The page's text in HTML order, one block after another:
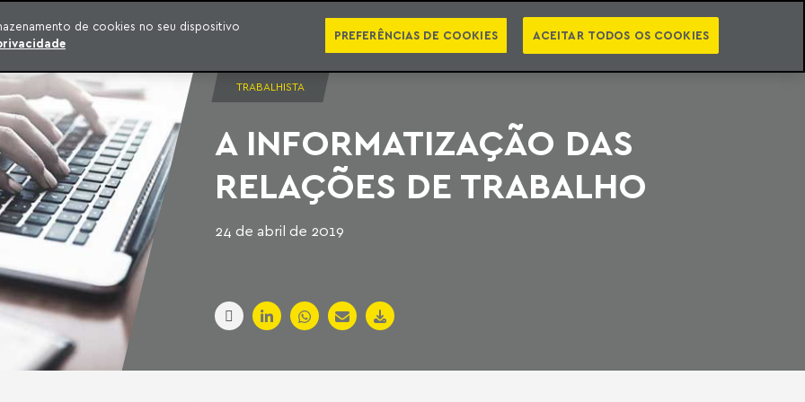
SÉRIES PUBLICAÇÕES EBOOKS PODCASTS NEWSLETTER VIDEOCASTS PT EN CATEGORIAS
TRABALHISTA
A INFORMATIZAÇÃO DAS
RELAÇÕES DE TRABALHO
24 de abril de 2019
de cookies no seu dispositivo
PREFERÊNCIAS DE COOKIES ACEITAR TODOS OS COOKIES